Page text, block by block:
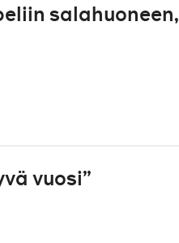
salahuoneen,
vuosi”